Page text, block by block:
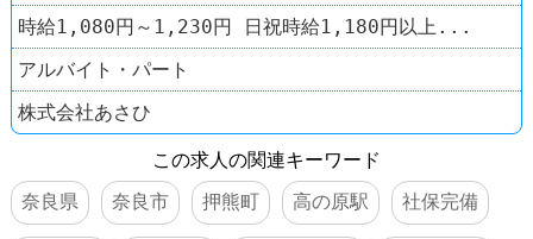
時給1,080円～1,230円 日祝時給1,180円以上...
アルバイト・パート
株式会社あさひ
この求人の関連キーワード
奈良県
奈良市 押熊町 高の原駅 社保完備